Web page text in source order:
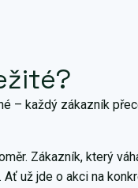
– každý zákazník
Zákazník, který
už jde o akci na